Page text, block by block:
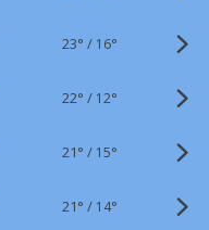
23° / 16°
22° / 12°
21° / 15°
21° / 14°